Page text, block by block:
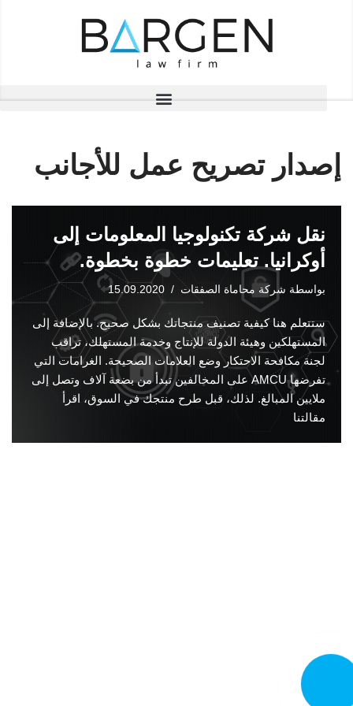
إصدار تصريح عمل للأجانب
نقل شركة تكنولوجيا المعلومات إلى
أوكرانيا. تعليمات خطوة بخطوة.
بواسطة شركة محاماة الصفقات 15.09.2020
ستتعلم هنا كيفية تصنيف منتجاتك بشكل صحيح. بالإضافة إلى
المستهلكين وهيئة الدولة للإنتاج وخدمة المستهلك، تراقب
لجنة مكافحة الاحتكار وضع العلامات الصحيحة. الغرامات التي
تفرضها AMCU على المخالفين تبدأ من بضعة آلاف وتصل إلى
ملايين المبالغ. لذلك، قبل طرح منتجك في السوق، اقرأ
مقالتنا